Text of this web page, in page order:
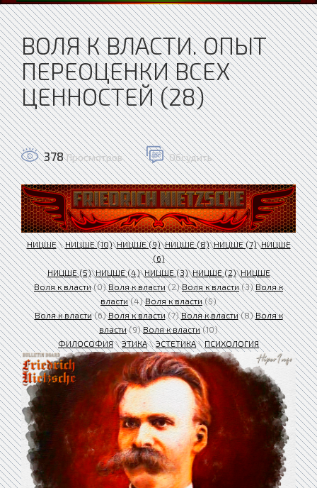
ВОЛЯ К ВЛАСТИ. ОПЫТ
ПЕРЕОЦЕНКИ ВСЕХ
ЦЕННОСТЕЙ (28)
378 Просмотров Обсудить
НИЦШЕ\НИЦШЕ (10)\НИЦШЕ (9)\НИЦШЕ (8)\НИЦШЕ (7)\НИЦШЕ
(6)
НИЦШЕ (5)\НИЦШЕ (4)\НИЦШЕ (3)\НИЦШЕ (2)\НИЦШЕ
Воля к власти(0)Воля к власти(2)Воля к власти(3)Воля к
власти(4)Воля к власти(5)
Воля к власти(6)Воля к власти(7)Воля к власти(8)Воля к
власти(9)Воля к власти(10)
ФИЛОСОФИЯ\ЭТИКА\ЭСТЕТИКА\ПСИХОЛОГИЯ